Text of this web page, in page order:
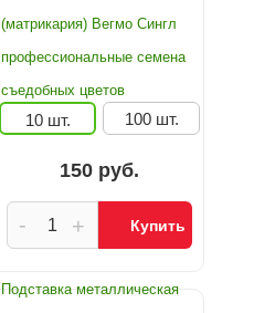
(матрикария) Вегмо Сингл
профессиональные семена
съедобных цветов
10 шт. 100 шт.
150 руб.
+
- Купить
Подставка металлическая